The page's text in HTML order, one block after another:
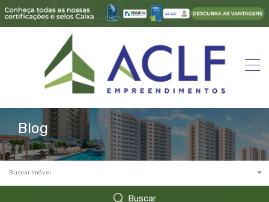
Blog
Buscar Imóvel
Buscar